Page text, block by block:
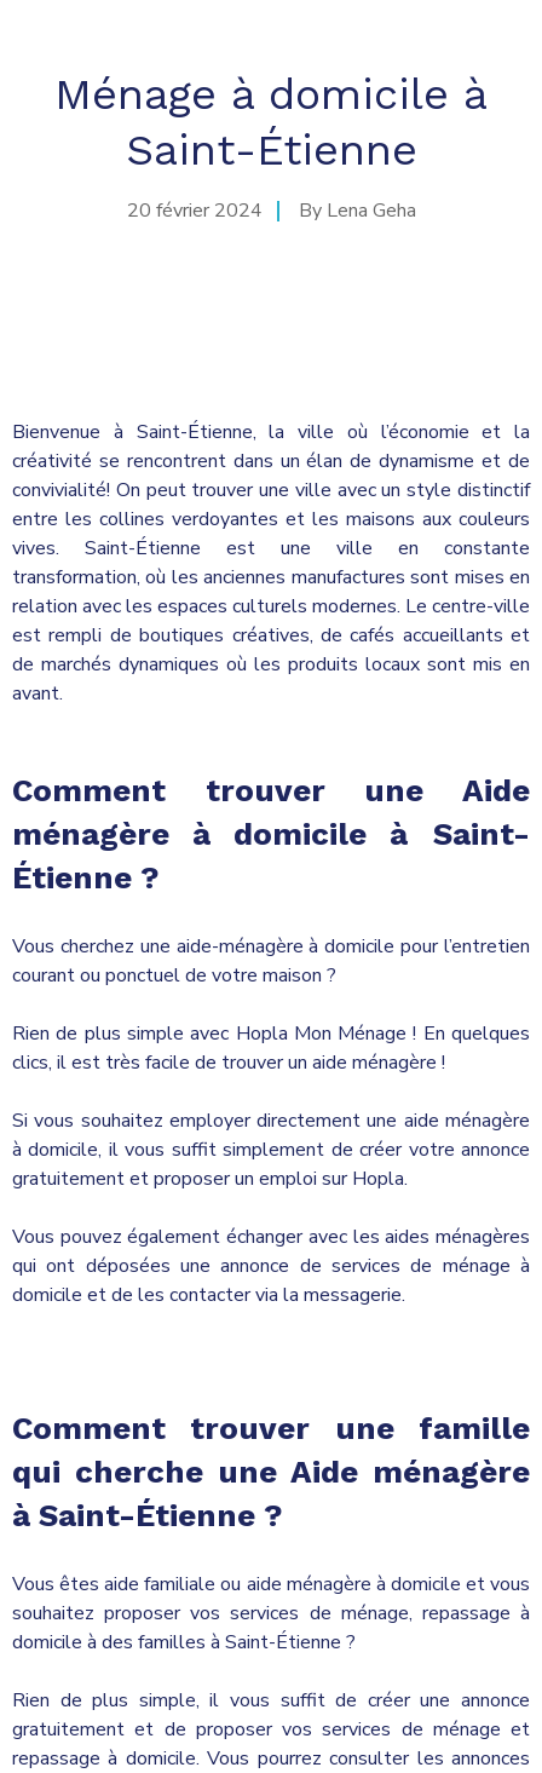
Ménage à domicile à
Saint-Étienne
20 février 2024 By Lena Geha
Bienvenue à Saint-Étienne, la ville où l’économie et la
créativité se rencontrent dans un élan de dynamisme et de
convivialité! On peut trouver une ville avec un style distinctif
entre les collines verdoyantes et les maisons aux couleurs
vives. Saint-Étienne est une ville en constante
transformation, où les anciennes manufactures sont mises en
relation avec les espaces culturels modernes. Le centre-ville
est rempli de boutiques créatives, de cafés accueillants et
de marchés dynamiques où les produits locaux sont mis en
avant.
Comment trouver une Aide
ménagère à domicile à
Saint-
Étienne ?
Vous cherchez une aide-ménagère à domicile pour l’entretien
courant ou ponctuel de votre maison ?
Rien de plus simple avec Hopla Mon Ménage ! En quelques
clics, il est très facile de trouver un aide ménagère !
Si vous souhaitez employer directement une aide ménagère
à domicile, il vous suffit simplement de créer votre annonce
gratuitement et proposer un emploi sur Hopla.
Vous pouvez également échanger avec les aides ménagères
qui ont déposées une annonce de services de ménage à
domicile et de les contacter via la messagerie.
Comment trouver une famille
qui cherche une Aide ménagère
à Saint-Étienne ?
Vous êtes aide familiale ou aide ménagère à domicile et vous
souhaitez proposer vos services de ménage, repassage à
domicile à des familles à Saint-Étienne ?
Rien de plus simple, il vous suffit de créer une annonce
gratuitement et de proposer vos services de ménage et
repassage à domicile. Vous pourrez consulter les annonces